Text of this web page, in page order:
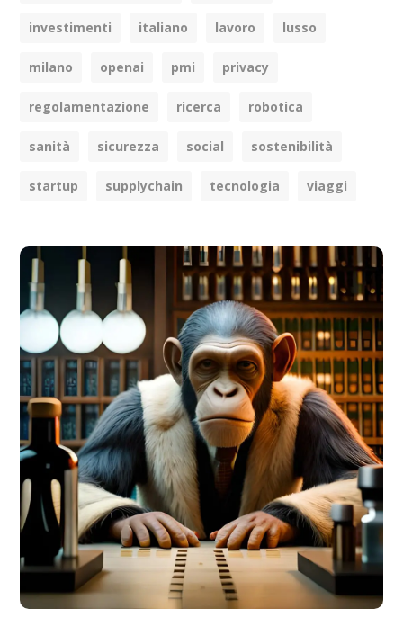
investimenti italiano lavoro lusso
milano openai pmi privacy
regolamentazione ricerca robotica
sanità sicurezza social sostenibilità
startup supplychain tecnologia viaggi